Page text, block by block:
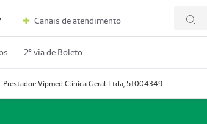
Canais de atendimento
2º via de Boleto
Prestador: Vipmed Clínica Geral Ltda, 51004349-0 (Nome Fantasia: Policlínica Master)